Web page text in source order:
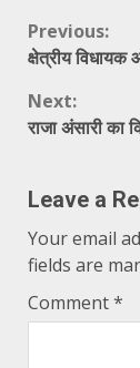
Reading
Previous:
क्षेत्रीय विधायक
Next:
राजा अंसारी का
Leave a
Your email
fields are
Comment*